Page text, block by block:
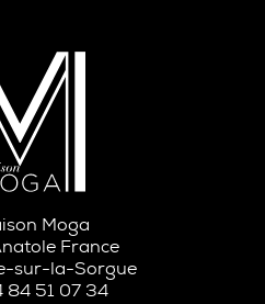
Moga
France
sur-la-Sorgue
84 51 07 34